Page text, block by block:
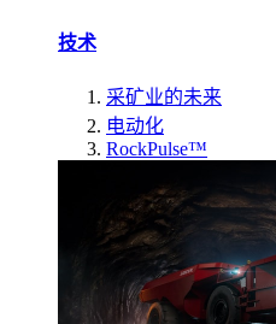
技术
采矿业的未来
电动化
RockPulse™